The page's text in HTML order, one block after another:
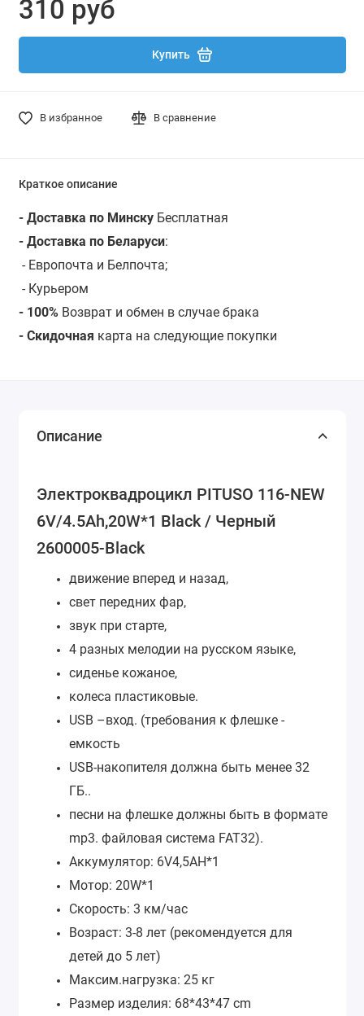
310 руб
Купить
В избранное В сравнение
Краткое описание
- Доставка по МинскуБесплатная
- Доставка по Беларуси:
- Европочта и Белпочта;
- Курьером
- 100% Возврат и обмен в случае брака
- Скидочная карта на следующие покупки
Описание
Электроквадроцикл PITUSO 116-NEW
6V/4.5Ah,20W*1 Black / Черный
2600005-Black
движение вперед и назад,
свет передних фар,
звук при старте,
4 разных мелодии на русском языке,
сиденье кожаное,
колеса пластиковые.
USB –вход. (требования к флешке -
емкость
USB-накопителя должна быть менее 32
ГБ..
песни на флешке должны быть в формате
mp3. файловая система FAT32).
Аккумулятор: 6V4,5AH*1
Мотор: 20W*1
Скорость: 3 км/час
Возраст: 3-8 лет (рекомендуется для
детей до 5 лет)
Максим.нагрузка: 25 кг
Размер изделия: 68*43*47 cm